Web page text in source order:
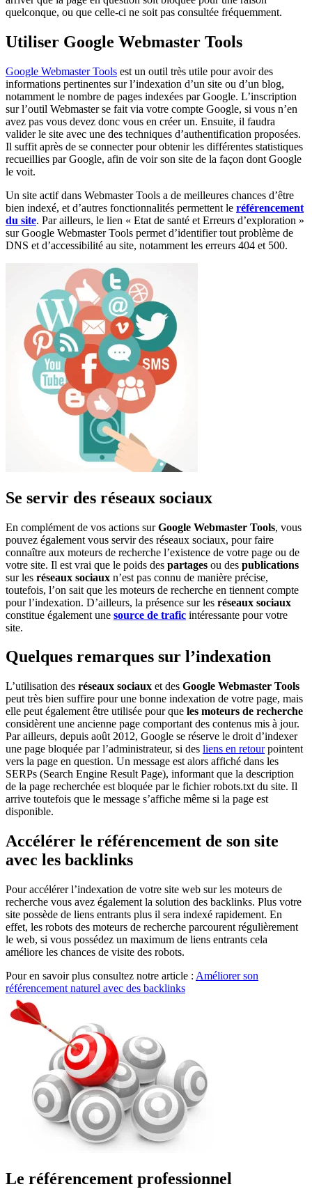
quelconque, ou que celle-ci ne soit pas consultée fréquemment.
Utiliser Google Webmaster Tools
Google Webmaster Tools est un outil très utile pour avoir des
informations pertinentes sur l’indexation d’un site ou d’un blog,
notamment le nombre de pages indexées par Google. L’inscription
sur l’outil Webmaster se fait via votre compte Google, si vous n’en
avez pas vous devez donc vous en créer un. Ensuite, il faudra
valider le site avec une des techniques d’authentification proposées.
Il suffit après de se connecter pour obtenir les différentes statistiques
recueillies par Google, afin de voir son site de la façon dont Google
le voit.
Un site actif dans Webmaster Tools a de meilleures chances d’être
bien indexé, et d’autres fonctionnalités permettent le référencement
du site. Par ailleurs, le lien « Etat de santé et Erreurs d’exploration »
sur Google Webmaster Tools permet d’identifier tout problème de
DNS et d’accessibilité au site, notamment les erreurs 404 et 500.
Se servir des réseaux sociaux
En complément de vos actions surGoogle Webmaster Tools, vous
pouvez également vous servir des réseaux sociaux, pour faire
connaître aux moteurs de recherche l’existence de votre page ou de
votre site. Il est vrai que le poids des partages ou des publications
sur les réseaux sociaux n’est pas connu de manière précise,
toutefois, l’on sait que les moteurs de recherche en tiennent compte
pour l’indexation. D’ailleurs, la présence sur les réseaux sociaux
constitue également une source de trafic intéressante pour votre
site.
Quelques remarques sur l’indexation
L’utilisation des réseaux sociaux et des Google Webmaster Tools
peut très bien suffire pour une bonne indexation de votre page, mais
elle peut également être utilisée pour que les moteurs de recherche
considèrent une ancienne page comportant des contenus mis à jour.
Par ailleurs, depuis août 2012, Google se réserve le droit d’indexer
une page bloquée par l’administrateur, si des liens en retourpointent
vers la page en question. Un message est alors affiché dans les
SERPs (Search Engine Result Page), informant que la description
de la page recherchée est bloquée par le fichier robots.txt du site. Il
arrive toutefois que le message s’affiche même si la page est
disponible.
Accélérer le référencement de son site
avec les backlinks
Pour accélérer l’indexation de votre site web sur les moteurs de
recherche vous avez également la solution des backlinks. Plus votre
site possède de liens entrants plus il sera indexé rapidement. En
effet, les robots des moteurs de recherche parcourent régulièrement
le web, si vous possédez un maximum de liens entrants cela
améliore les chances de visite des robots.
Pour en savoir plus consultez notre article : Améliorer son
référencement naturel avec des backlinks
Le référencement professionnel